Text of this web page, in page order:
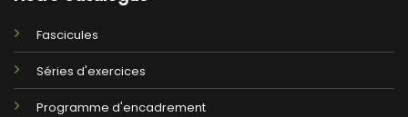
Fascicules
Séries d'exercices
Programme d'encadrement